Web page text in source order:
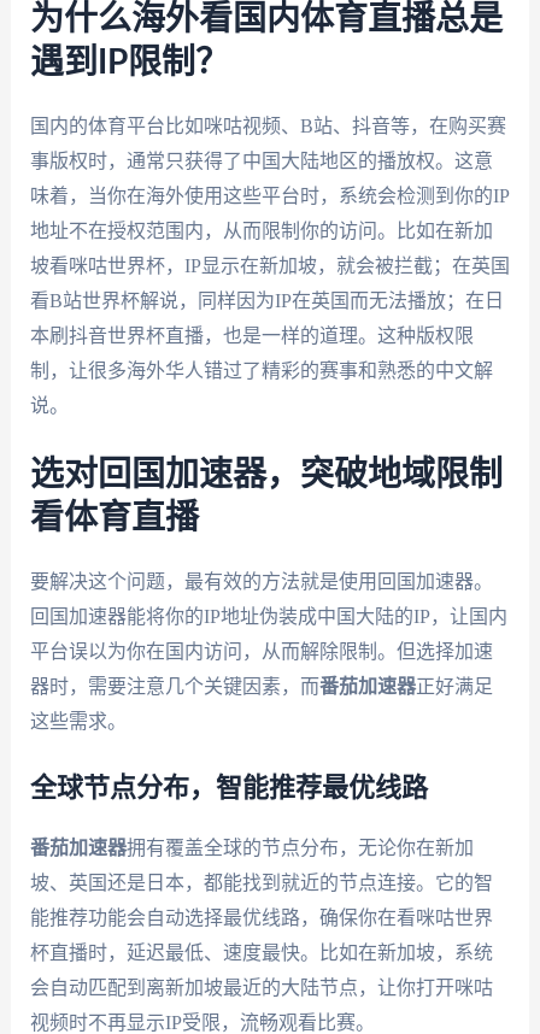
为什么海外看国内体育直播总是
遇到IP限制？
国内的体育平台比如咪咕视频、B站、抖音等，在购买赛
事版权时，通常只获得了中国大陆地区的播放权。这意
味着，当你在海外使用这些平台时，系统会检测到你的IP
地址不在授权范围内，从而限制你的访问。比如在新加
坡看咪咕世界杯，IP显示在新加坡，就会被拦截；在英国
看B站世界杯解说，同样因为IP在英国而无法播放；在日
本刷抖音世界杯直播，也是一样的道理。这种版权限
制，让很多海外华人错过了精彩的赛事和熟悉的中文解
说。
选对回国加速器，突破地域限制
看体育直播
要解决这个问题，最有效的方法就是使用回国加速器。
回国加速器能将你的IP地址伪装成中国大陆的IP，让国内
平台误以为你在国内访问，从而解除限制。但选择加速
器时，需要注意几个关键因素，而番茄加速器正好满足
这些需求。
全球节点分布，智能推荐最优线路
番茄加速器拥有覆盖全球的节点分布，无论你在新加
坡、英国还是日本，都能找到就近的节点连接。它的智
能推荐功能会自动选择最优线路，确保你在看咪咕世界
杯直播时，延迟最低、速度最快。比如在新加坡，系统
会自动匹配到离新加坡最近的大陆节点，让你打开咪咕
视频时不再显示IP受限，流畅观看比赛。